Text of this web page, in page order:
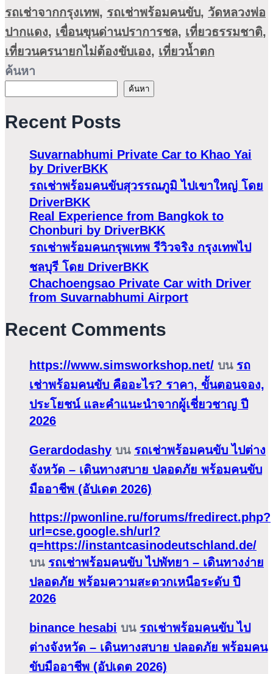
รถเช่าจากกรุงเทพ, รถเช่าพร้อมคนขับ, วัดหลวงพ่อ
ปากแดง, เขื่อนขุนด่านปราการชล, เที่ยวธรรมชาติ,
เที่ยวนครนายกไม่ต้องขับเอง, เที่ยวน้ำตก
ค้นหา
ค้นหา
Recent Posts
Suvarnabhumi Private Car to Khao Yai
by DriverBKK
รถเช่าพร้อมคนขับสุวรรณภูมิ ไปเขาใหญ่ โดย
DriverBKK
Real Experience from Bangkok to
Chonburi by DriverBKK
รถเช่าพร้อมคนกรุพเทพ รีวิวจริง กรุงเทพไป
ชลบุรี โดย DriverBKK
Chachoengsao Private Car with Driver
from Suvarnabhumi Airport
Recent Comments
https://www.simsworkshop.net/ บน รถ
เช่าพร้อมคนขับ คืออะไร? ราคา, ขั้นตอนจอง,
ประโยชน์ และคำแนะนำจากผู้เชี่ยวชาญ ปี
2026
Gerardodashy บน รถเช่าพร้อมคนขับ ไปต่าง
จังหวัด – เดินทางสบาย ปลอดภัย พร้อมคนขับ
มืออาชีพ (อัปเดต 2026)
https://pwonline.ru/forums/fredirect.php?
url=cse.google.sh/url?
q=https://instantcasinodeutschland.de/
บน รถเช่าพร้อมคนขับ ไปพัทยา – เดินทางง่าย
ปลอดภัย พร้อมความสะดวกเหนือระดับ ปี
2026
binance hesabi บน รถเช่าพร้อมคนขับ ไป
ต่างจังหวัด – เดินทางสบาย ปลอดภัย พร้อมคน
ขับมืออาชีพ (อัปเดต 2026)